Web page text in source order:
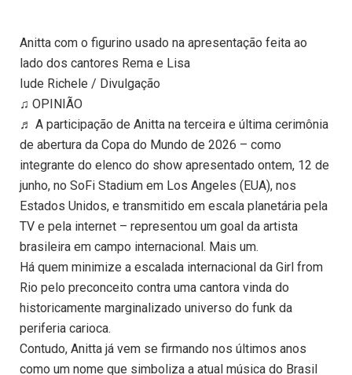
Anitta com o figurino usado na apresentação feita ao
lado dos cantores Rema e Lisa
Iude Richele / Divulgação
♫ OPINIÃO
♬ A participação de Anitta na terceira e última cerimônia
de abertura da Copa do Mundo de 2026 – como
integrante do elenco do show apresentado ontem, 12 de
junho, no SoFi Stadium em Los Angeles (EUA), nos
Estados Unidos, e transmitido em escala planetária pela
TV e pela internet – representou um goal da artista
brasileira em campo internacional. Mais um.
Há quem minimize a escalada internacional da Girl from
Rio pelo preconceito contra uma cantora vinda do
historicamente marginalizado universo do funk da
periferia carioca.
Contudo, Anitta já vem se firmando nos últimos anos
como um nome que simboliza a atual música do Brasil